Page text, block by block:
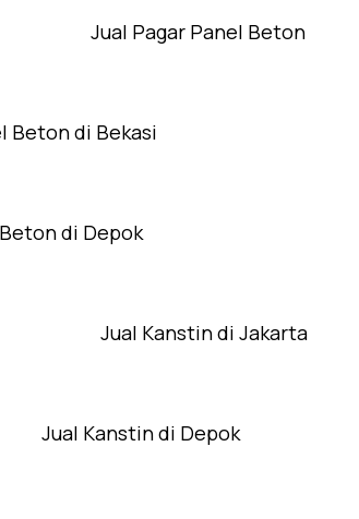
Jual Pagar Panel Beton
Beton di Bekasi
di Depok
Jual Kanstin di Jakarta
Jual Kanstin di Depok